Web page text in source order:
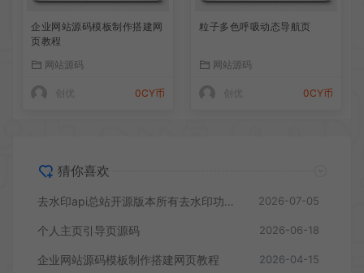
企业网站源码模板制作搭建网
页教程
网站源码
0CY币
粒子多色呼吸动态导航页
网站源码
0CY币
猜你喜欢
去水印api总站开源版本所有去水印功能在本地实现 2026-07-05
个人主页引导页源码 2026-06-18
企业网站源码模板制作搭建网页教程 2026-04-15